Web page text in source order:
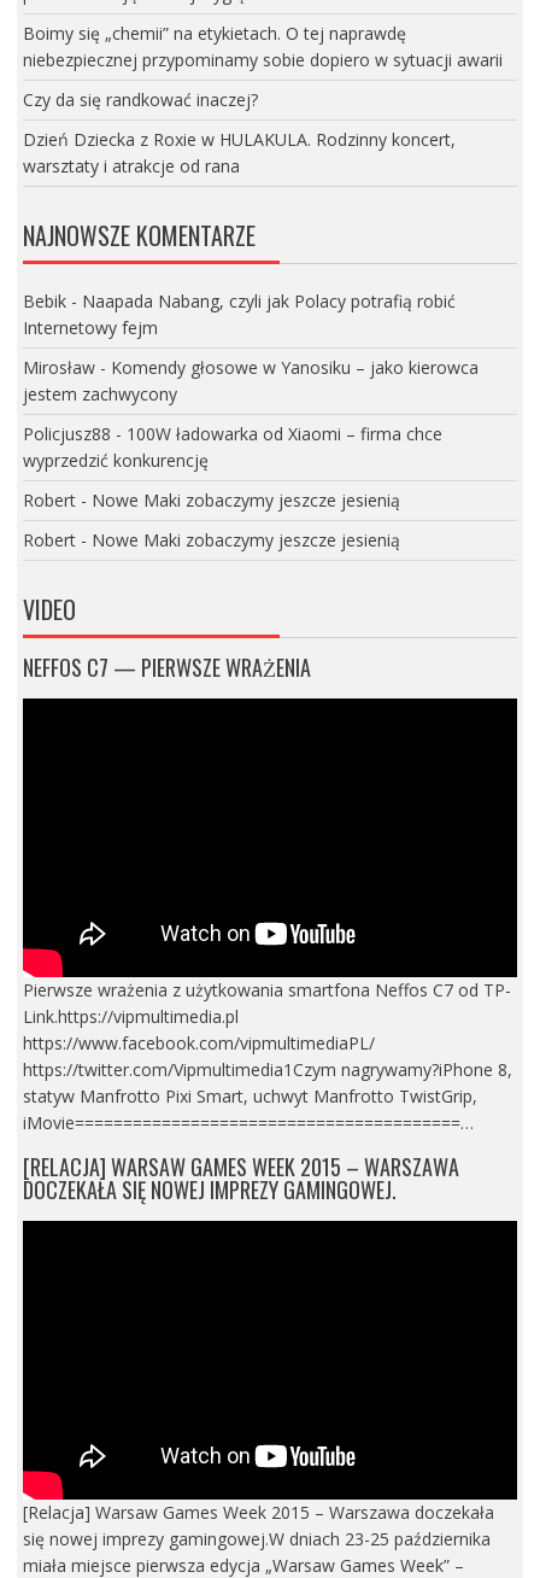
Boimy się „chemii” na etykietach. O tej naprawdę
niebezpiecznej przypominamy sobie dopiero w sytuacji awarii
Czy da się randkować inaczej?
Dzień Dziecka z Roxie w HULAKULA. Rodzinny koncert,
warsztaty i atrakcje od rana
NAJNOWSZE KOMENTARZE
Bebik- Naapada Nabang, czyli jak Polacy potrafią robić
Internetowy fejm
Mirosław- Komendy głosowe w Yanosiku – jako kierowca
jestem zachwycony
Policjusz88 - 100W ładowarka od Xiaomi – firma chce
wyprzedzić konkurencję
Robert- Nowe Maki zobaczymy jeszcze jesienią
Robert- Nowe Maki zobaczymy jeszcze jesienią
VIDEO
NEFFOS C7 — PIERWSZE WRAŻENIA
Pierwsze wrażenia z użytkowania smartfona Neffos C7 od TP-
Link.https://vipmultimedia.pl
https://www.facebook.com/vipmultimediaPL/
https://twitter.com/Vipmultimedia1Czym nagrywamy?iPhone 8,
statyw Manfrotto Pixi Smart, uchwyt Manfrotto TwistGrip,
iMovie========================================…
[RELACJA] WARSAW GAMES WEEK 2015 – WARSZAWA
DOCZEKAŁA SIĘ NOWEJ IMPREZY GAMINGOWEJ.
[Relacja] Warsaw Games Week 2015 – Warszawa doczekała
się nowej imprezy gamingowej.W dniach 23-25 października
miała miejsce pierwsza edycja „Warsaw Games Week” –